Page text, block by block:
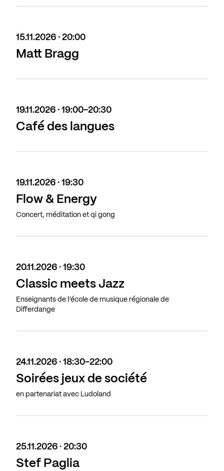
15.11.2026 · 20:00
Matt Bragg
19.11.2026 · 19:00-20:30
Café des langues
19.11.2026 · 19:30
Flow & Energy
Concert, méditation et qi gong
20.11.2026 · 19:30
Classic meets Jazz
Enseignants de l’école de musique régionale de
Differdange
24.11.2026 · 18:30-22:00
Soirées jeux de société
en partenariat avec Ludoland
25.11.2026 · 20:30
Stef Paglia